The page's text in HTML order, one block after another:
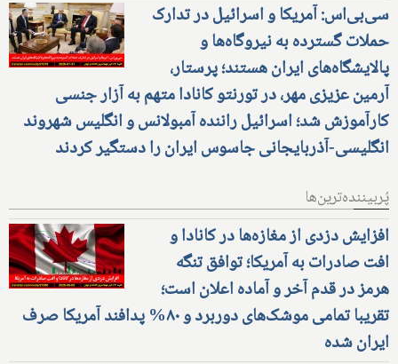
سی‌بی‌اس: آمریکا و اسرائیل در تدارک
حملات گسترده به نیروگاه‌ها و
پالایشگاه‌های ایران هستند؛ پرستار،
آرمین عزیزی مهر، در تورنتو کانادا متهم به آزار جنسی
کارآموزش شد؛ اسرائیل راننده آمبولانس و انگلیس شهروند
انگلیسی-آذربایجانی جاسوس ایران را دستگیر کردند
پُربیننده‌ترین‌ها
افزایش دزدی از مغازه‌ها در کانادا و
افت صادرات به آمریکا؛ توافق تنگه
هرمز در قدم آخر و آماده اعلان است؛
تقریبا تمامی موشک‌های دوربرد و ۸۰% پدافند آمریکا صرف
ایران شده